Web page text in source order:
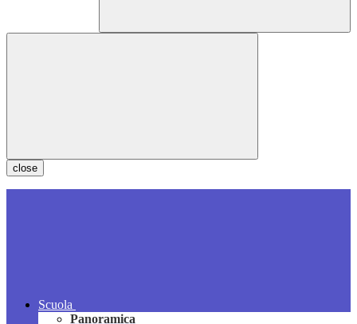
close
Scuola
Panoramica